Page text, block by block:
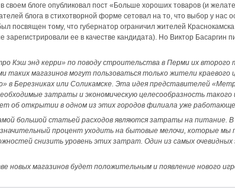
своем блоге опубликовал пост «Больше хороших товаров (и
блога в стихотворной форме сетовал на то, что выбор у нас
посвящен тому, что губернатор ограничил жителей
зарегистрировали ее в качестве кандидата). Но Виктор Басаргин
Кэш энд керри» по поводу строительства в Перми их второго
таких магазинов могут пользоваться только жители
в Березниках или Соликамске. Эта идея представителей
затраты и экономическую целесообразность такого
об открытии в одном из этих городов филиала уже
большой статьей расходов являются затраты на питание.
процент уходить на бытовые мелочи, которые мы
снизить уровень этих затрат. Один из самых
новых магазинов будет положительным и появление нового